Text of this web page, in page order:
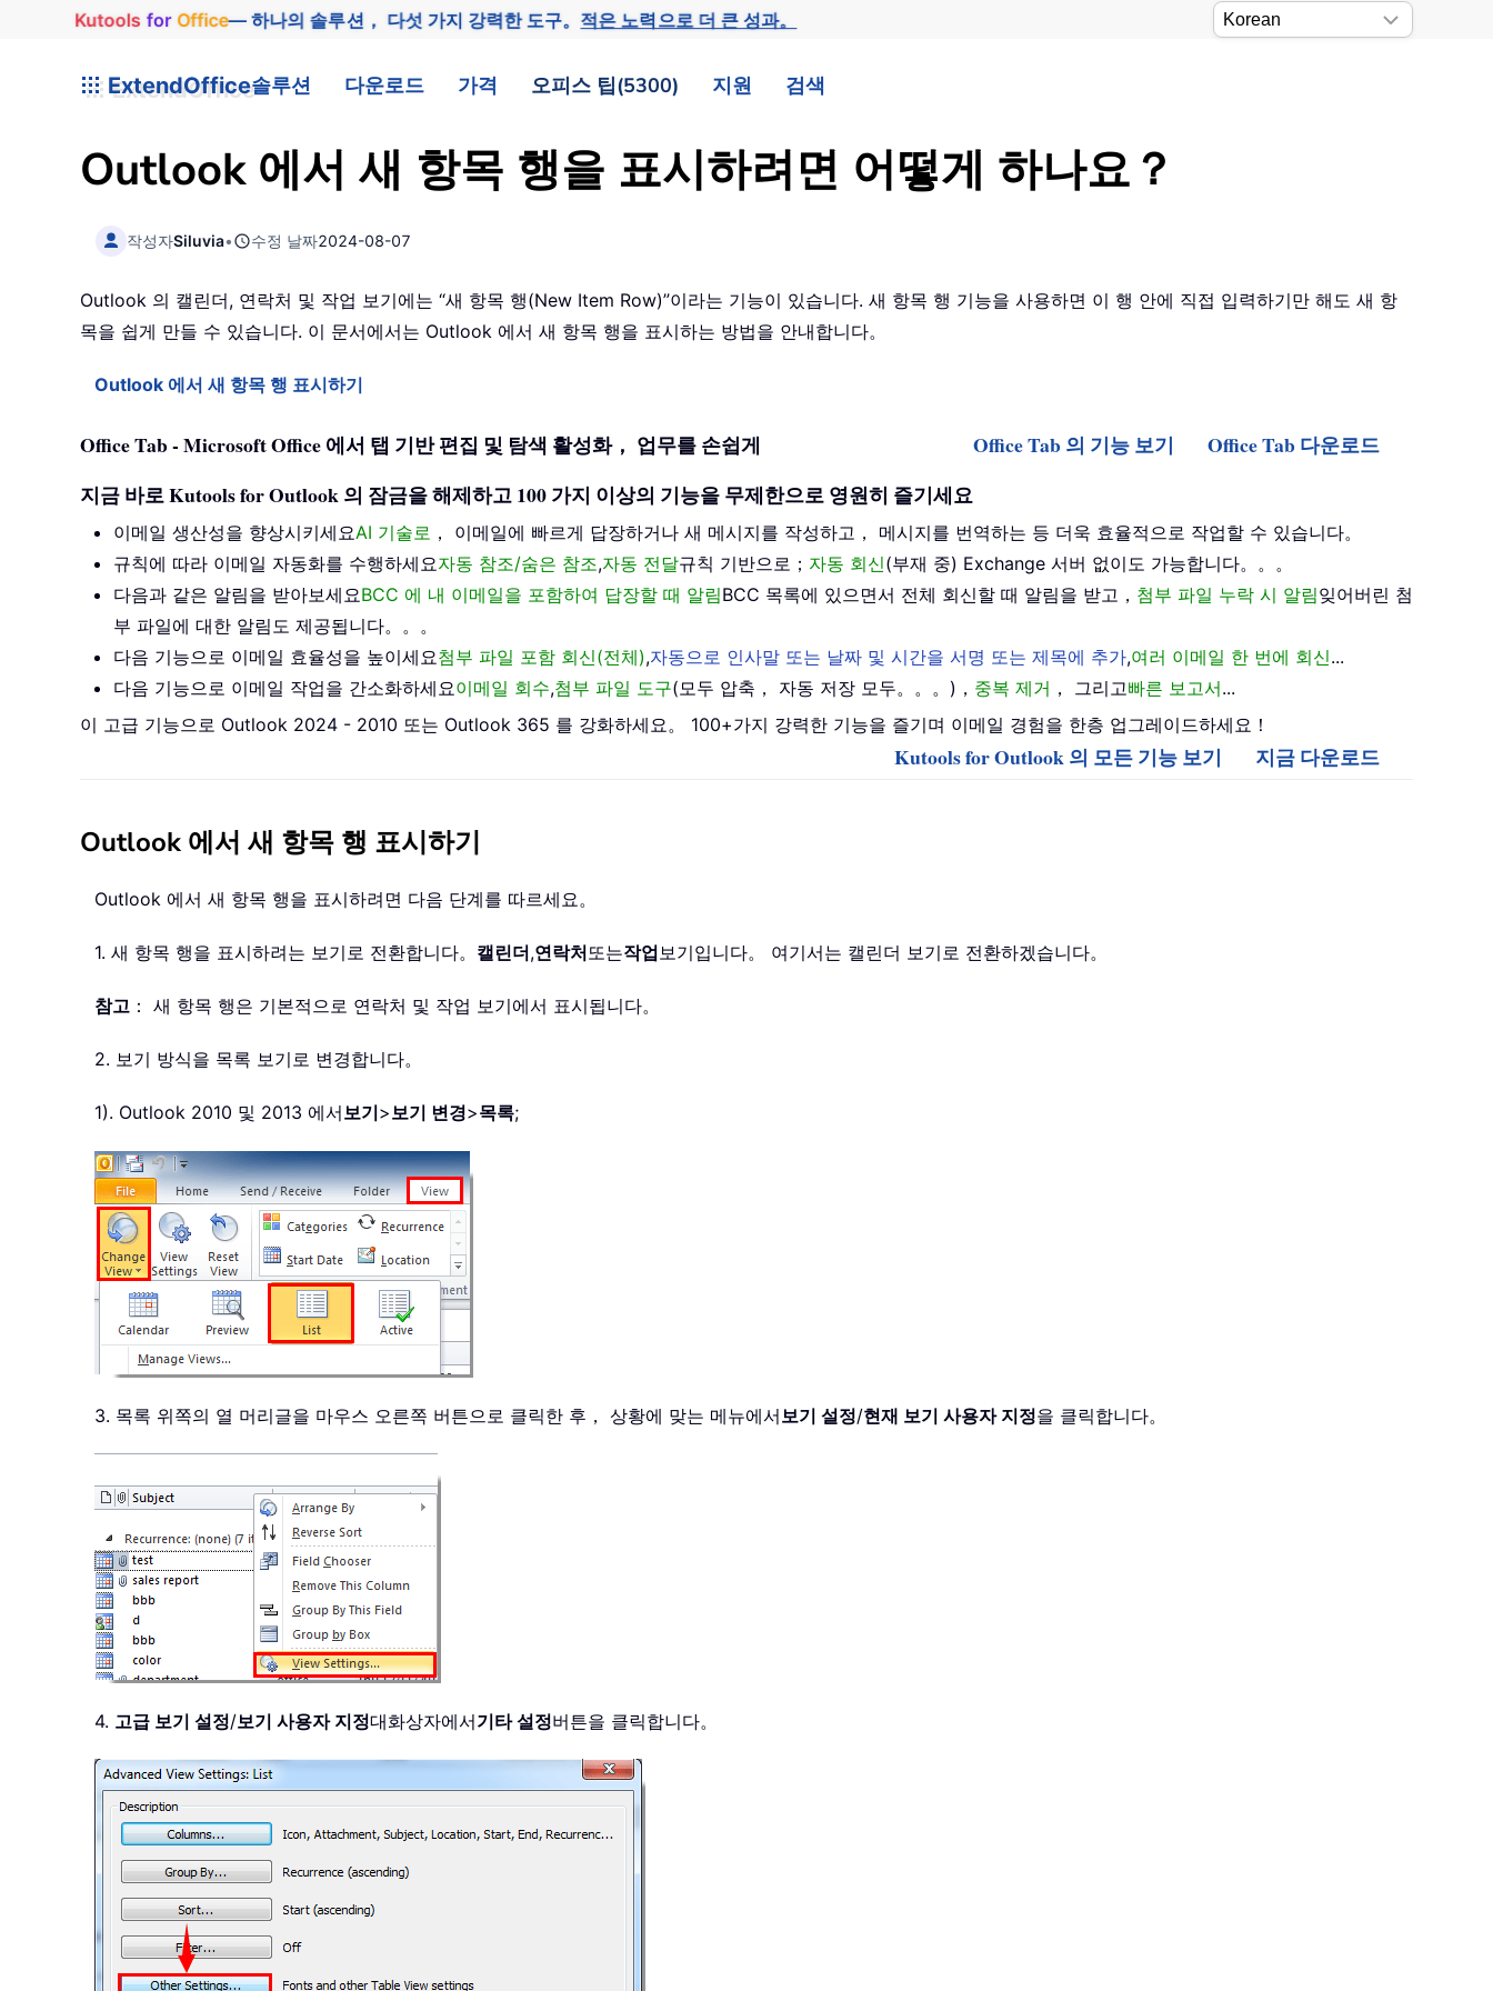
Kutools for Office— 하나의 솔루션， 다섯 가지 강력한 도구。적은 노력으로 더 큰 성과。
ExtendOffice솔루션 다운로드 가격 오피스 팁(5300) 지원 검색
Outlook 에서 새 항목 행을 표시하려면 어떻게 하나요？
작성자Siluvia• 수정 날짜2024-08-07
Outlook 의 캘린더, 연락처 및 작업 보기에는 “새 항목 행(New Item Row)”이라는 기능이 있습니다. 새 항목 행 기능을 사용하면 이 행 안에 직접 입력하기만 해도 새 항
목을 쉽게 만들 수 있습니다. 이 문서에서는 Outlook 에서 새 항목 행을 표시하는 방법을 안내합니다。
Outlook 에서 새 항목 행 표시하기
Office Tab - Microsoft Office 에서 탭 기반 편집 및 탐색 활성화， 업무를 손쉽게 Office Tab 의 기능 보기
Office Tab 다운로드
지금 바로 Kutools for Outlook 의 잠금을 해제하고 100 가지 이상의 기능을 무제한으로 영원히 즐기세요
이메일 생산성을 향상시키세요AI 기술로 ， 이메일에 빠르게 답장하거나 새 메시지를 작성하고， 메시지를 번역하는 등 더욱 효율적으로 작업할 수 있습니다。
규칙에 따라 이메일 자동화를 수행하세요자동 참조/숨은 참조,자동 전달규칙 기반으로； 자동 회신(부재 중) Exchange 서버 없이도 가능합니다。。。
다음과 같은 알림을 받아보세요BCC 에 내 이메일을 포함하여 답장할 때 알림BCC 목록에 있으면서 전체 회신할 때 알림을 받고， 첨부 파일 누락 시 알림잊어버린 첨
부 파일에 대한 알림도 제공됩니다。。。
다음 기능으로 이메일 효율성을 높이세요첨부 파일 포함 회신(전체),자동으로 인사말 또는 날짜 및 시간을 서명 또는 제목에 추가,여러 이메일 한 번에 회신...
다음 기능으로 이메일 작업을 간소화하세요이메일 회수,첨부 파일 도구(모두 압축， 자동 저장 모두。。。)， 중복 제거 ， 그리고빠른 보고서...
이 고급 기능으로 Outlook 2024 - 2010 또는 Outlook 365 를 강화하세요。 100+가지 강력한 기능을 즐기며 이메일 경험을 한층 업그레이드하세요！
Kutools for Outlook 의 모든 기능 보기 지금 다운로드
Outlook 에서 새 항목 행 표시하기
Outlook 에서 새 항목 행을 표시하려면 다음 단계를 따르세요。
1. 새 항목 행을 표시하려는 보기로 전환합니다。 캘린더,연락처또는작업보기입니다。 여기서는 캘린더 보기로 전환하겠습니다。
참고 ： 새 항목 행은 기본적으로 연락처 및 작업 보기에서 표시됩니다。
2. 보기 방식을 목록 보기로 변경합니다。
1). Outlook 2010 및 2013 에서보기>보기 변경>목록;
3. 목록 위쪽의 열 머리글을 마우스 오른쪽 버튼으로 클릭한 후， 상황에 맞는 메뉴에서보기 설정/현재 보기 사용자 지정을 클릭합니다。
4. 고급 보기 설정/보기 사용자 지정대화상자에서기타 설정버튼을 클릭합니다。